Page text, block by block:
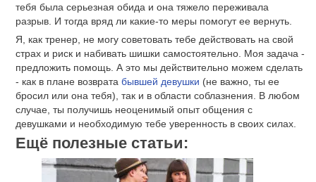
тебя была серьезная обида и она тяжело переживала
разрыв. И тогда вряд ли какие-то меры помогут ее вернуть.
Я, как тренер, не могу советовать тебе действовать на свой
страх и риск и набивать шишки самостоятельно. Моя задача -
предложить помощь. А это мы действительно можем сделать
- как в плане возврата бывшей девушки (не важно, ты ее
бросил или она тебя), так и в области соблазнения. В любом
случае, ты получишь неоценимый опыт общения с
девушками и необходимую тебе уверенность в своих силах.
Ещё полезные статьи: